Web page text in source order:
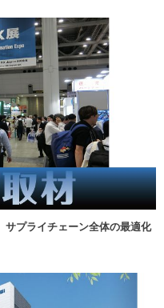
サプライチェーン全体の最適化